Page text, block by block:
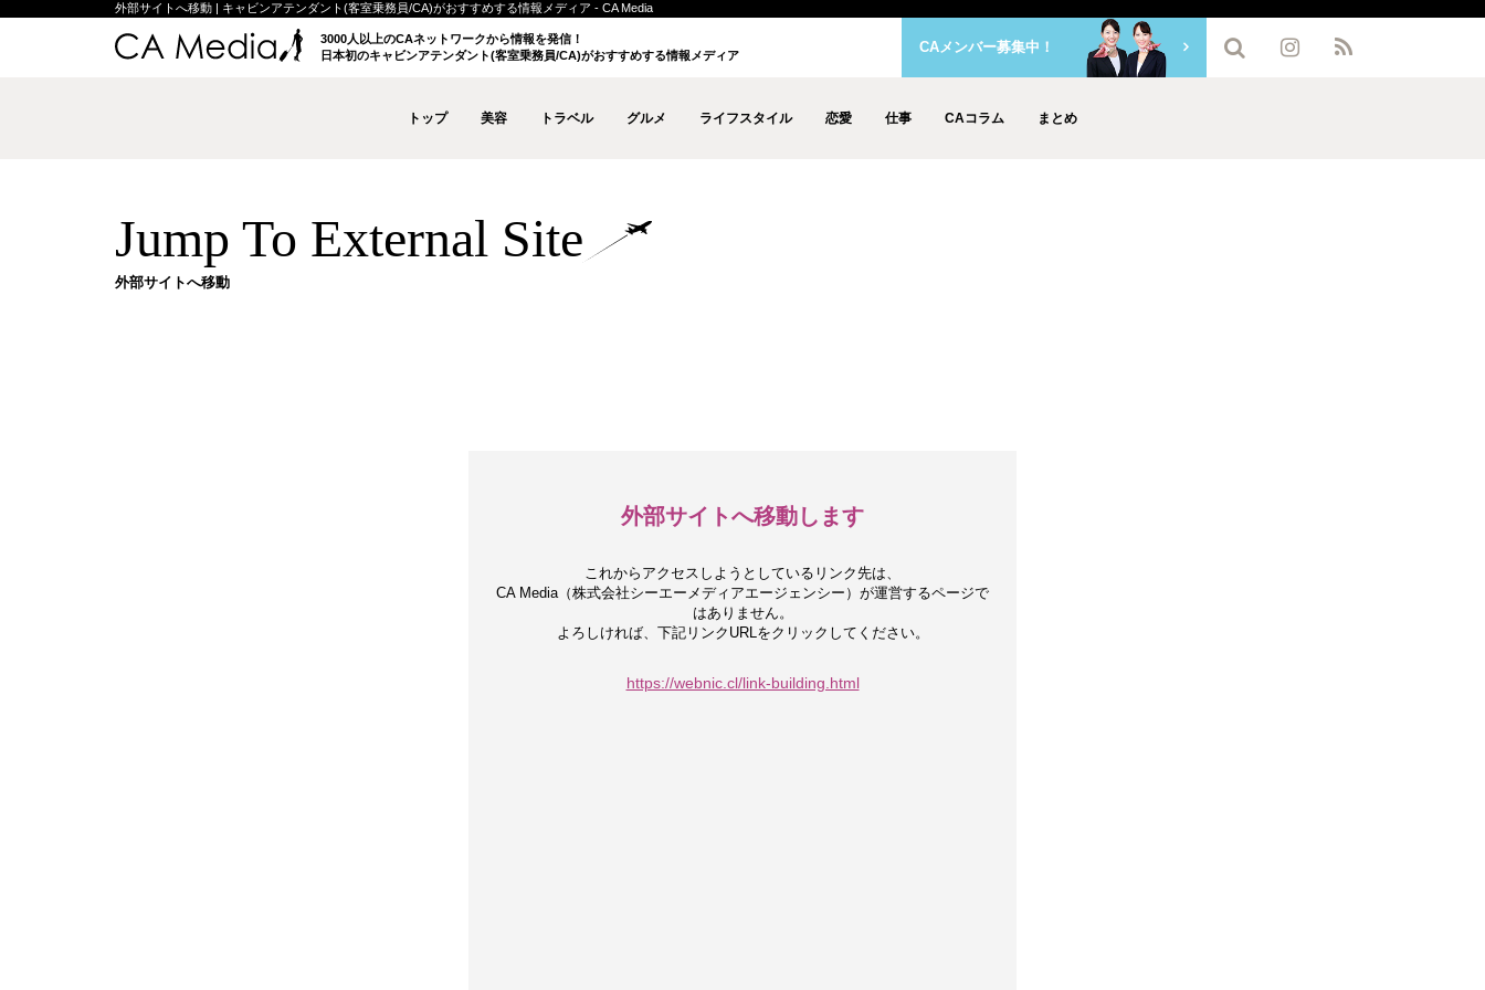
外部サイトへ移動 | キャビンアテンダント(客室乗務員/CA)がおすすめする情報メディア - CA Media
3000人以上のCAネットワークから情報を発信！
日本初のキャビンアテンダント(客室乗務員/CA)がおすすめする情報メディア
トップ 美容 トラベル グルメ ライフスタイル 恋愛 仕事 CAコラム まとめ
CAメンバー募集中！
Jump To External Site
外部サイトへ移動
外部サイトへ移動します
これからアクセスしようとしているリンク先は、
CA Media（株式会社シーエーメディアエージェンシー）が運営するページで
はありません。
よろしければ、下記リンクURLをクリックしてください。
https://webnic.cl/link-building.html